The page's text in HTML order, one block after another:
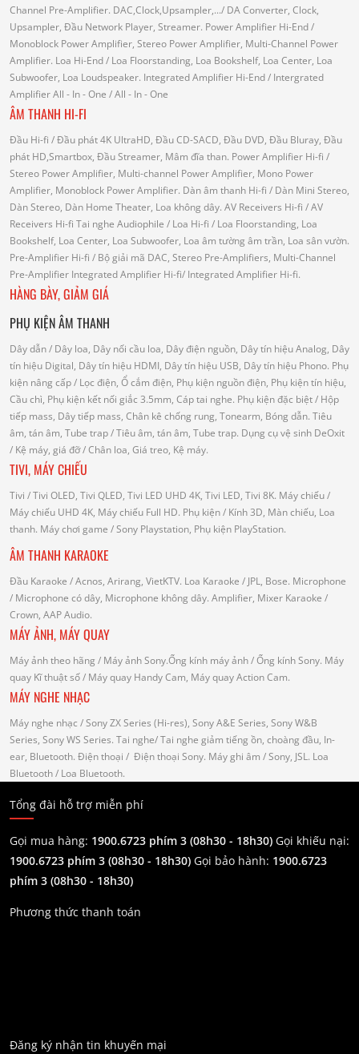
Channel Pre-Amplifier. DAC,Clock,Upsampler,.../ DA Converter, Clock,
Upsampler, Đầu Network Player, Streamer. Power Amplifier Hi-End/
Monoblock Power Amplifier, Stereo Power Amplifier, Multi-Channel Power
Amplifier. Loa Hi-End/ Loa Floorstanding, Loa Bookshelf, Loa Center, Loa
Subwoofer, Loa Loudspeaker. Integrated Amplifier Hi-End/ Intergrated
AmplifierAll - In - One / All - In - One
ÂM THANH HI-FI
Đầu Hi-fi / Đầu phát 4K UltraHD, Đầu CD-SACD, Đầu DVD, Đầu Bluray, Đầu
phát HD,Smartbox, Đầu Streamer, Mâm đĩa than. Power Amplifier Hi-fi /
Stereo Power Amplifier, Multi-channel Power Amplifier, Mono Power
Amplifier, Monoblock Power Amplifier. Dàn âm thanh Hi-fi / Dàn Mini Stereo,
Dàn Stereo, Dàn Home Theater, Loa không dây. AV Receivers Hi-fi / AV
Receivers Hi-fi Tai nghe Audiophile / Loa Hi-fi / Loa Floorstanding, Loa
Bookshelf, Loa Center, Loa Subwoofer, Loa âm tường âm trần, Loa sân vườn.
Pre-Amplifier Hi-fi / Bộ giải mã DAC, Stereo Pre-Amplifiers, Multi-Channel
Pre-Amplifier Integrated Amplifier Hi-fi/ Integrated Amplifier Hi-fi.
HÀNG BÀY, GIẢM GIÁ
PHỤ KIỆN ÂM THANH
Dây dẫn/ Dây loa, Dây nối cầu loa, Dây điện nguồn, Dây tín hiệu Analog, Dây
tín hiệu Digital, Dây tín hiệu HDMI, Dây tín hiệu USB, Dây tín hiệu Phono. Phụ
kiện nâng cấp/ Lọc điện, Ổ cắm điện, Phụ kiện nguồn điện, Phụ kiện tín hiệu,
Cầu chì, Phụ kiện kết nối giắc 3.5mm, Cáp tai nghe. Phụ kiện đặc biệt/ Hộp
tiếp mass, Dây tiếp mass, Chân kê chống rung, Tonearm, Bóng dẫn. Tiêu
âm, tán âm, Tube trap/ Tiêu âm, tán âm, Tube trap. Dụng cụ vệ sinh DeOxit
/ Kệ máy, giá đỡ/ Chân loa, Giá treo, Kệ máy.
TIVI, MÁY CHIẾU
Tivi / Tivi OLED, Tivi QLED, Tivi LED UHD 4K, Tivi LED, Tivi 8K. Máy chiếu/
Máy chiếu UHD 4K, Máy chiếu Full HD. Phụ kiện/ Kính 3D, Màn chiếu, Loa
thanh. Máy chơi game / Sony Playstation, Phụ kiện PlayStation.
ÂM THANH KARAOKE
Đầu Karaoke / Acnos, Arirang, VietKTV. Loa Karaoke / JPL, Bose. Microphone
/ Microphone có dây, Microphone không dây. Amplifier, Mixer Karaoke /
Crown, AAP Audio.
MÁY ẢNH, MÁY QUAY
Máy ảnh theo hãng / Máy ảnh Sony.Ống kính máy ảnh / Ống kính Sony. Máy
quay Kĩ thuật số/ Máy quay Handy Cam, Máy quay Action Cam.
MÁY NGHE NHẠC
Máy nghe nhạc / Sony ZX Series (Hi-res), Sony A&E Series, Sony W&B
Series, Sony WS Series. Tai nghe/ Tai nghe giảm tiếng ồn, choàng đầu, In-
ear, Bluetooth. Điện thoại / Điện thoại Sony. Máy ghi âm / Sony, JSL. Loa
Bluetooth/ Loa Bluetooth.
Tổng đài hỗ trợ miễn phí
Gọi mua hàng: 1900.6723 phím 3 (08h30 - 18h30) Gọi khiếu nại:
1900.6723 phím 3 (08h30 - 18h30) Gọi bảo hành: 1900.6723
phím 3 (08h30 - 18h30)
Phương thức thanh toán
Đăng ký nhận tin khuyến mại